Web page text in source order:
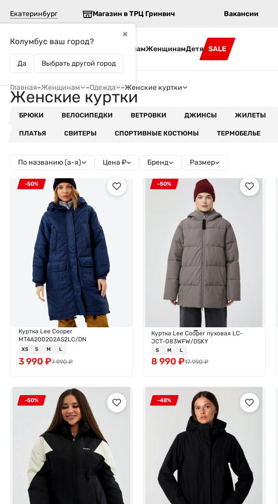
Екатеринбург
✖
Колумбус ваш город?
Да Выбрать другой город
Магазин в ТРЦ Гринвич Вакансии
МужчинамЖенщинамДетям SALE
Главная–Женщинам –Одежда –Женские куртки
Женские куртки
БРЮКИ ВЕЛОСИПЕДКИ ВЕТРОВКИ ДЖИНСЫ ЖИЛЕТЫ
ПЛАТЬЯ СВИТЕРЫ СПОРТИВНЫЕ КОСТЮМЫ ТЕРМОБЕЛЬЕ
По названию (а-я) Цена ₽ Бренд Размер
-50%
Куртка Lee Cooper
MT4A200202AS2LC/DN
XS S M L
7 990₽
3 990 ₽
-50%
Куртка Lee Cooper пуховая LC-
JCT-083WFW/DSKY
S M L
17 990₽
8 990 ₽
-50% -48%